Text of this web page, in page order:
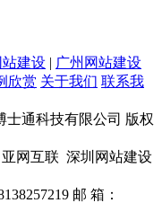
建设 | 广州网站建设
欣赏 关于我们 联系我
士通科技有限公司 版权
网互联 深圳网站建设
邮 箱：